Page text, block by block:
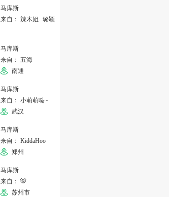
马库斯
来自： 辣木姐--璐颖
马库斯
来自： 五海
南通
马库斯
来自： 小萌萌哒~
武汉
马库斯
来自： KiddaHoo
郑州
马库斯
来自： 🐯
苏州市